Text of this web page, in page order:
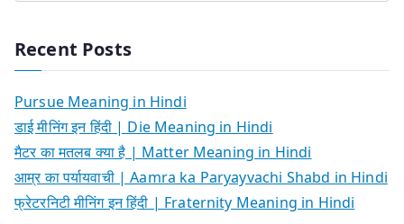
Recent Posts
Pursue Meaning in Hindi
डाई मीनिंग इन हिंदी | Die Meaning in Hindi
मैटर का मतलब क्या है | Matter Meaning in Hindi
आम्र का पर्यायवाची | Aamra ka Paryayvachi Shabd in Hindi
फ्रेटरनिटी मीनिंग इन हिंदी | Fraternity Meaning in Hindi